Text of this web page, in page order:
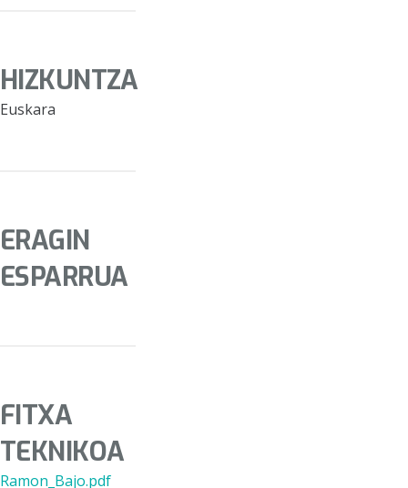
HIZKUNTZA
Euskara
ERAGIN
ESPARRUA
FITXA
TEKNIKOA
Ramon_Bajo.pdf